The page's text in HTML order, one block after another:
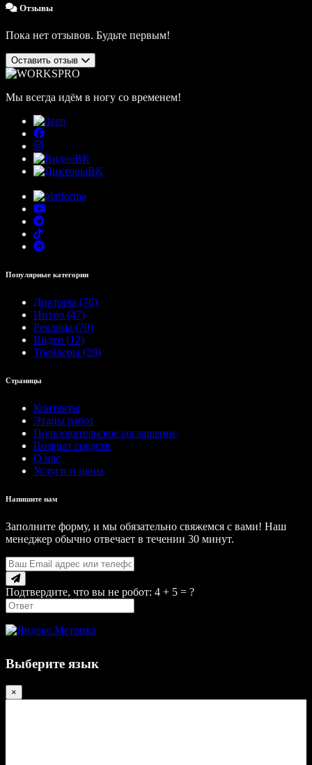
Отзывы
Пока нет отзывов. Будьте первым!
Оставить отзыв
Мы всегда идём в ногу со временем!
Популярные категории
Дикторы (76)
Интро (47)
Реклама (70)
Видео (12)
Трейлеры (28)
Страницы
Контакты
Этапы работ
Пользовательское соглашение
Возврат средств
О нас
Услуги и цены
Напишите нам
Заполните форму, и мы обязательно свяжемся с вами! Наш
менеджер обычно отвечает в течении 30 минут.
Подтвердите, что вы не робот: 4 + 5 = ?
Выберите язык
×